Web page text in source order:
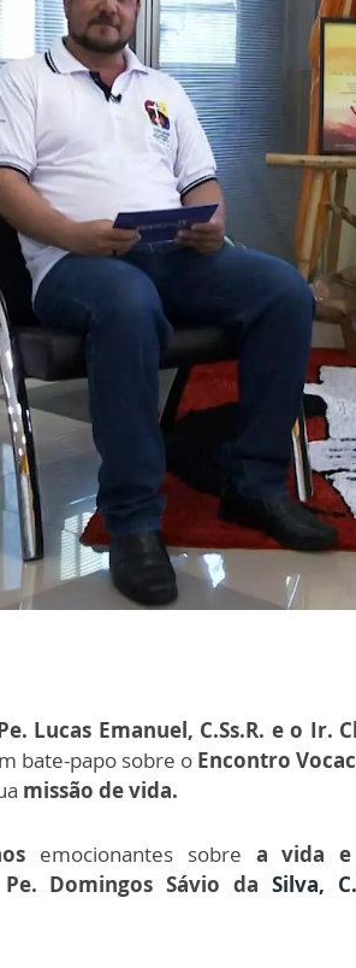
Lucas Emanuel, C.Ss.R. e o Ir.
bate-papo sobre o Encontro
missão de vida.
emocionantes sobre a vida e
Domingos Sávio da Silva,